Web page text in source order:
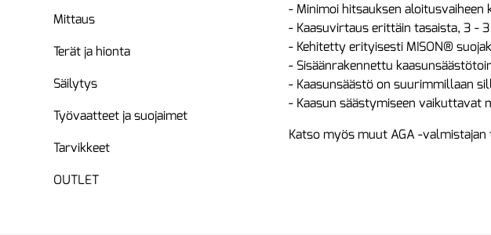
Mittaus
Terät ja hionta
Säilytys
Työvaatteet ja suojaimet
Tarvikkeet
OUTLET
- Minimoi hitsauksen
- Kaasuvirtaus erittäin tasaista, 3 -
- Kehitetty erityisesti MISON®
- Sisäänrakennettu
- Kaasunsäästö on suurimmillaan
- Kaasun säästymiseen vaikuttavat
Katso myös muut AGA -